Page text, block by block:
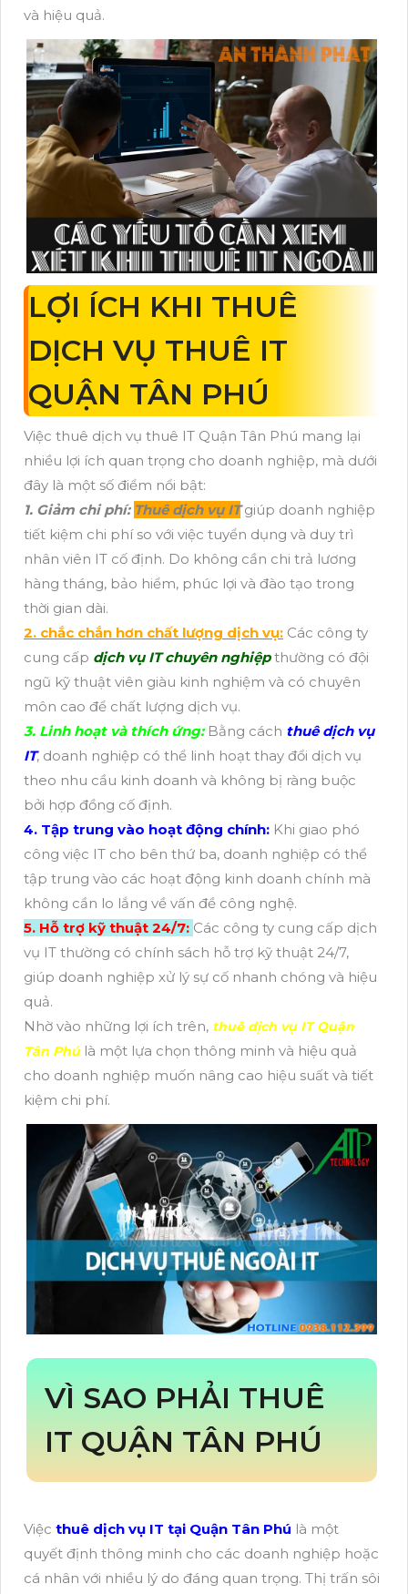
và hiệu quả.
LỢI ÍCH KHI THUÊ
DỊCH VỤ THUÊ IT
QUẬN TÂN PHÚ
Việc thuê dịch vụ thuê IT Quận Tân Phú mang lại
nhiều lợi ích quan trọng cho doanh nghiệp, mà dưới
đây là một số điểm nổi bật:
1. Giảm chi phí: Thuê dịch vụ ITgiúp doanh nghiệp
tiết kiệm chi phí so với việc tuyển dụng và duy trì
nhân viên IT cố định. Do không cần chi trả lương
hàng tháng, bảo hiểm, phúc lợi và đào tạo trong
thời gian dài.
2. chắc chắn hơn chất lượng dịch vụ: Các công ty
cung cấp dịch vụ IT chuyên nghiệpthường có đội
ngũ kỹ thuật viên giàu kinh nghiệm và có chuyên
môn cao để chất lượng dịch vụ.
3. Linh hoạt và thích ứng:Bằng cách thuê dịch vụ
IT, doanh nghiệp có thể linh hoạt thay đổi dịch vụ
theo nhu cầu kinh doanh và không bị ràng buộc
bởi hợp đồng cố định.
4. Tập trung vào hoạt động chính: Khi giao phó
công việc IT cho bên thứ ba, doanh nghiệp có thể
tập trung vào các hoạt động kinh doanh chính mà
không cần lo lắng về vấn đề công nghệ.
5. Hỗ trợ kỹ thuật 24/7: Các công ty cung cấp dịch
vụ IT thường có chính sách hỗ trợ kỹ thuật 24/7,
giúp doanh nghiệp xử lý sự cố nhanh chóng và hiệu
quả.
Nhờ vào những lợi ích trên, thuê dịch vụ IT Quận
Tân Phúlà một lựa chọn thông minh và hiệu quả
cho doanh nghiệp muốn nâng cao hiệu suất và tiết
kiệm chi phí.
VÌ SAO PHẢI THUÊ
IT QUẬN TÂN PHÚ
Việc thuê dịch vụ IT tại Quận Tân Phú là một
quyết định thông minh cho các doanh nghiệp hoặc
cá nhân với nhiều lý do đáng quan trọng. Thị trấn sôi